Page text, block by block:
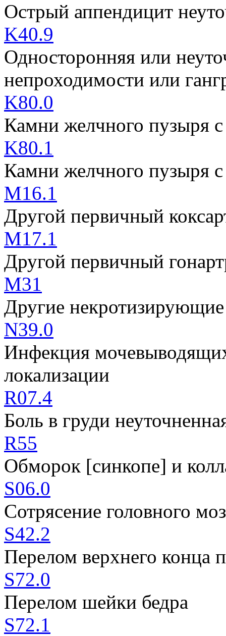
Острый аппендицит
K40.9
Односторонняя или
непроходимости или
K80.0
Камни желчного пузыря
K80.1
Камни желчного пузыря
M16.1
Другой первичный
M17.1
Другой первичный
M31
Другие некротизирующие
N39.0
Инфекция
локализации
R07.4
Боль в груди
R55
Обморок [синкопе] и
S06.0
Сотрясение головного
S42.2
Перелом верхнего конца
S72.0
Перелом шейки бедра
S72.1